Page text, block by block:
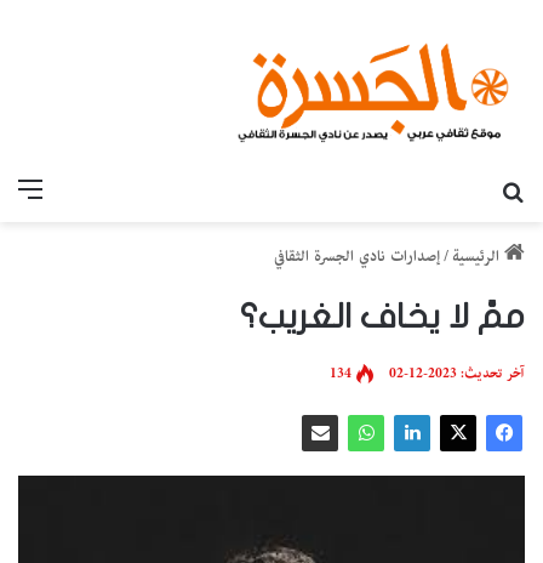
الرئيسية /إصدارات نادي الجسرة الثقافي
ممَّ لا يخاف الغريب؟
آخر تحديث: 2023-12-02 134